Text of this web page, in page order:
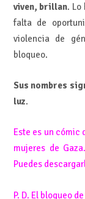
viven, brillan. Lo
falta de
violencia de
bloqueo.
Sus nombres
luz.
Este es un cómic
mujeres de
Puedes
P. D. El bloqueo